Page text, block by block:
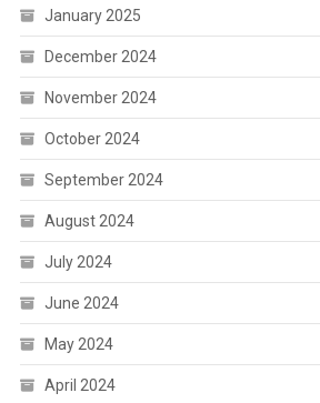
January 2025
December 2024
November 2024
October 2024
September 2024
August 2024
July 2024
June 2024
May 2024
April 2024